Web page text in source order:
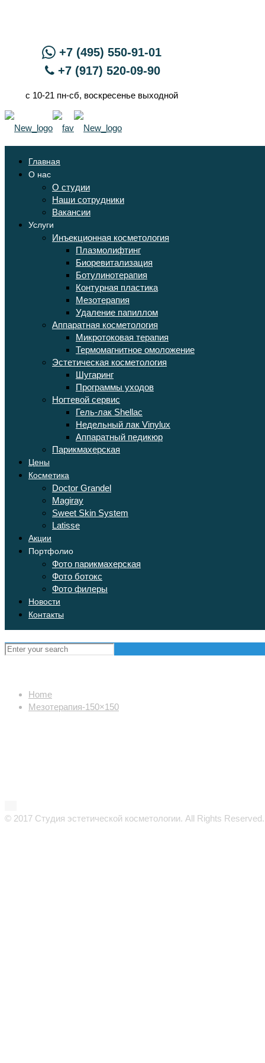
+7 (495) 550-91-01
+7 (917) 520-09-90
с 10-21 пн-сб, воскресенье выходной
Главная
О нас
О студии
Наши сотрудники
Вакансии
Услуги
Инъекционная косметология
Плазмолифтинг
Биоревитализация
Ботулинотерапия
Контурная пластика
Мезотерапия
Удаление папиллом
Аппаратная косметология
Микротоковая терапия
Термомагнитное омоложение
Эстетическая косметология
Шугаринг
Программы уходов
Ногтевой сервис
Гель-лак Shellac
Недельный лак Vinylux
Аппаратный педикюр
Парикмахерская
Цены
Косметика
Doctor Grandel
Magiray
Sweet Skin System
Latisse
Акции
Портфолио
Фото парикмахерская
Фото ботокс
Фото филеры
Новости
Контакты
Home
Мезотерапия-150×150
© 2017 Студия эстетической косметологии. All Rights Reserved.